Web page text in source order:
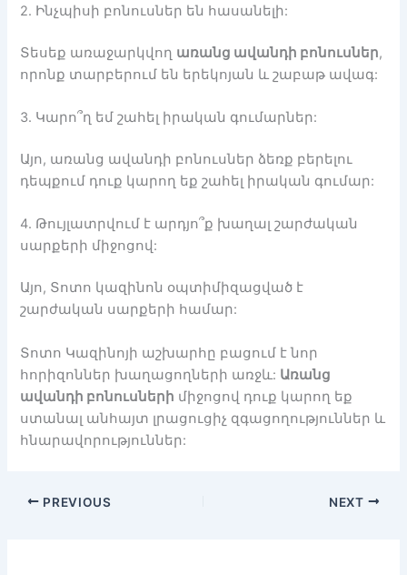
2. Ինչպիսի բոնուսներ են հասանելի:
Տեսեք առաջարկվող առանց ավանդի բոնուսներ,
որոնք տարբերում են երեկոյան և շաբաթ ավագ:
3. Կարո՞ղ եմ շահել իրական գումարներ:
Այո, առանց ավանդի բոնուսներ ձեռք բերելու
դեպքում դուք կարող եք շահել իրական գումար:
4. Թույլատրվում է արդյո՞ք խաղալ շարժական
սարքերի միջոցով:
Այո, Տոտո կազինոն օպտիմիզացված է
շարժական սարքերի համար:
Տոտո Կազինոյի աշխարհը բացում է նոր
հորիզոններ խաղացողների առջև: Առանց
ավանդի բոնուսների միջոցով դուք կարող եք
ստանալ անհայտ լրացուցիչ զգացողություններ և
հնարավորություններ:
PREVIOUS NEXT